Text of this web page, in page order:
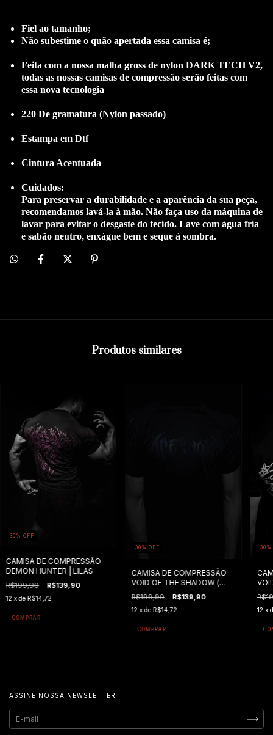
Fiel ao tamanho;
Não subestime o quão apertada essa camisa é;
Feita com a nossa malha gross de nylon DARK TECH V2,
todas as nossas camisas de compressão serão feitas com
essa nova tecnologia
220 De gramatura (Nylon passado)
Estampa em Dtf
Cintura Acentuada
Cuidados:
Para preservar a durabilidade e a aparência da sua peça,
recomendamos lavá-la à mão. Não faça uso da máquina de
lavar para evitar o desgaste do tecido. Lave com água fria
e sabão neutro, enxágue bem e seque à sombra.
Produtos similares
30 % OFF
CAMISA DE COMPRESSÃO
DEMON HUNTER | LILAS
R$199,90 R$139,90
12 x de R$14,72
COMPRAR
30 % OFF
CAMISA DE COMPRESSÃO
VOID OF THE SHADOW (
PRETO E AZUL )
R$199,90 R$139,90
12 x de R$14,72
COMPRAR
30
12 x
ASSINE NOSSA NEWSLETTER